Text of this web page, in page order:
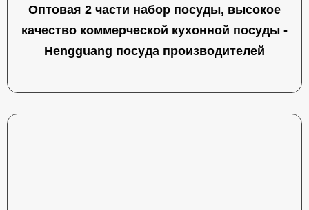
Оптовая 2 части набор посуды, высокое
качество коммерческой кухонной посуды -
Hengguang посуда производителей